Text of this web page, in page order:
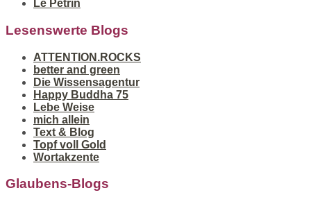
Le Pétrin
Lesenswerte Blogs
ATTENTION.ROCKS
better and green
Die Wissensagentur
Happy Buddha 75
Lebe Weise
mich allein
Text & Blog
Topf voll Gold
Wortakzente
Glaubens-Blogs